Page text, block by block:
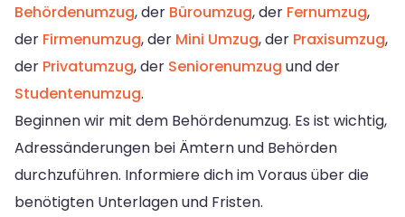
Behördenumzug, der Büroumzug, der Fernumzug,
der Firmenumzug, der Mini Umzug, der Praxisumzug,
der Privatumzug, der Seniorenumzug und der
Studentenumzug.
Beginnen wir mit dem Behördenumzug. Es ist wichtig,
Adressänderungen bei Ämtern und Behörden
durchzuführen. Informiere dich im Voraus über die
benötigten Unterlagen und Fristen.